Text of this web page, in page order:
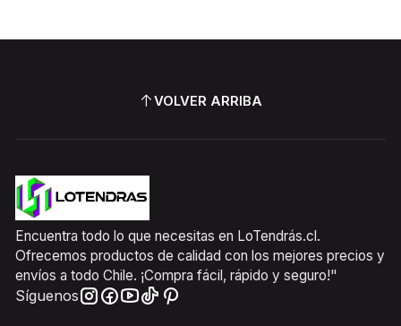
VOLVER ARRIBA
Encuentra todo lo que necesitas en LoTendrás.cl.
Ofrecemos productos de calidad con los mejores precios y
envíos a todo Chile. ¡Compra fácil, rápido y seguro!"
Síguenos